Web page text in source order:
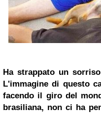
Ha strappato un
L'immagine di questo
facendo il giro del
brasiliana, non ci ha